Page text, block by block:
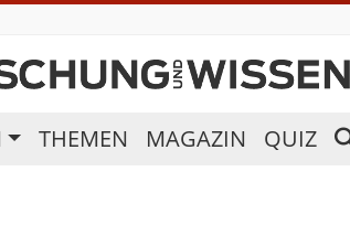
THEMEN MAGAZIN QUIZ